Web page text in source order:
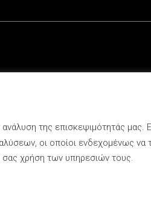
της επισκεψιμότητάς μας.
οι οποίοι ενδεχομένως να
χρήση των υπηρεσιών τους.